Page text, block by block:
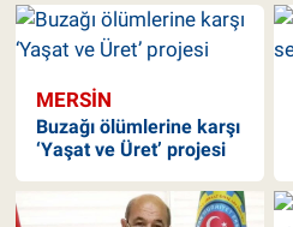
MERSIN
Buzağı ölümlerine karşı
‘Yaşat ve Üret’ projesi